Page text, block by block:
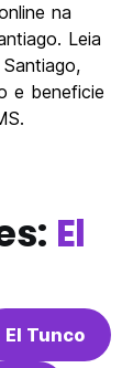
na
Leia
e beneficie
El
El Tunco